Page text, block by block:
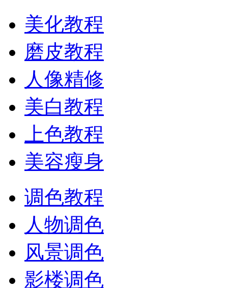
美化教程
磨皮教程
人像精修
美白教程
上色教程
美容瘦身
调色教程
人物调色
风景调色
影楼调色